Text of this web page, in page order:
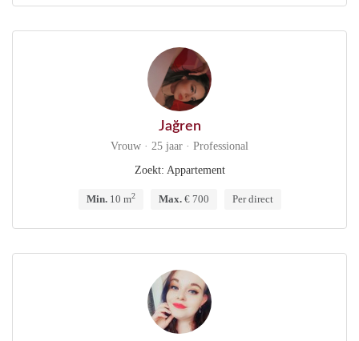
Jağren
Vrouw · 25 jaar · Professional
Zoekt: Appartement
Min.10 m2 Max.€ 700 Per direct